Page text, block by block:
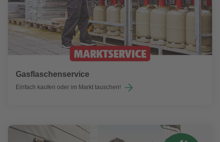
Gasflaschenservice
Einfach kaufen oder im Markt tauschen!